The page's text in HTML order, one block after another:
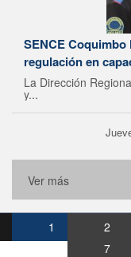
SENCE
regulación en
La Dirección
y...
Ver más
1 2
7